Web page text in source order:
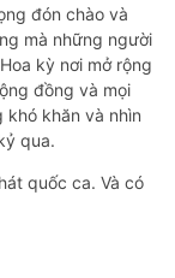
đón chào và
mà những người
kỳ nơi mở rộng
đồng và mọi
khăn và nhìn
qua.
quốc ca. Và có